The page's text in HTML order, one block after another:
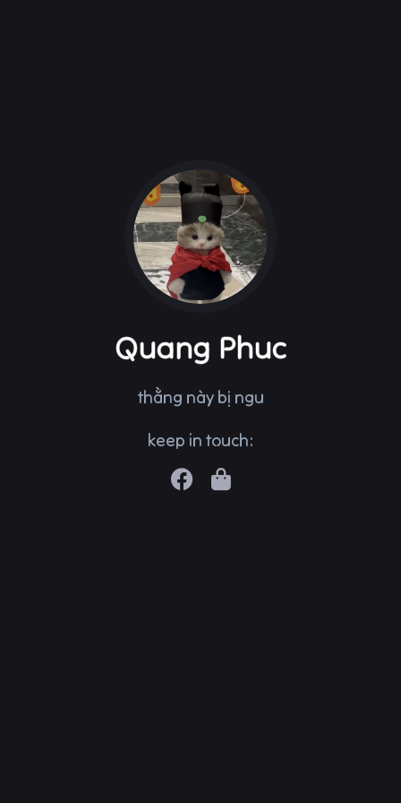
Quang Phuc
thằng này bị ngu
keep in touch: